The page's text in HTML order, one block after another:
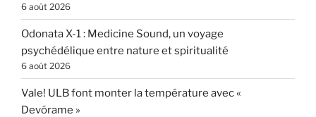
6 août 2026
Odonata X-1 : Medicine Sound, un voyage
psychédélique entre nature et spiritualité
6 août 2026
Vale! ULB font monter la température avec «
Devórame »